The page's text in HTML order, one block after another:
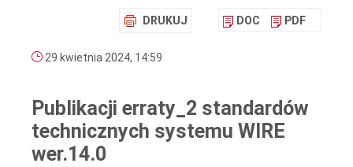
DRUKUJ DOC PDF
29 kwietnia 2024, 14:59
Publikacji erraty_2 standardów
technicznych systemu WIRE
wer.14.0